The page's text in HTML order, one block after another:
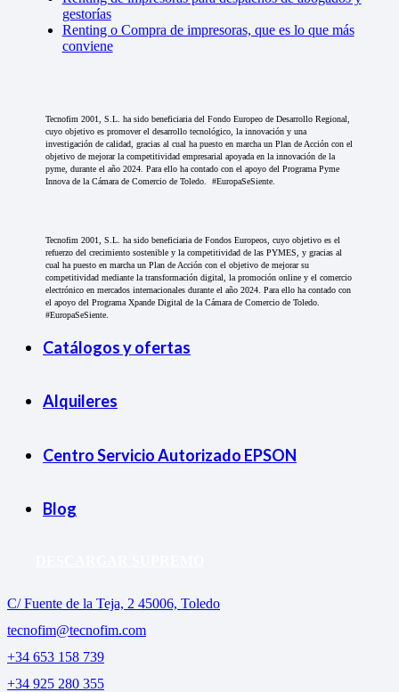
gestorías
Renting o Compra de impresoras, que es lo que más
conviene
Tecnofim 2001, S.L. ha sido beneficiaria del Fondo Europeo de Desarrollo Regional,
cuyo objetivo es promover el desarrollo tecnológico, la innovación y una
investigación de calidad, gracias al cual ha puesto en marcha un Plan de Acción con el
objetivo de mejorar la competitividad empresarial apoyada en la innovación de la
pyme, durante el año 2024. Para ello ha contado con el apoyo del Programa Pyme
Innova de la Cámara de Comercio de Toledo. #EuropaSeSiente.
Tecnofim 2001, S.L. ha sido beneficiaria de Fondos Europeos, cuyo objetivo es el
refuerzo del crecimiento sostenible y la competitividad de las PYMES, y gracias al
cual ha puesto en marcha un Plan de Acción con el objetivo de mejorar su
competitividad mediante la transformación digital, la promoción online y el comercio
electrónico en mercados internacionales durante el año 2024. Para ello ha contado con
el apoyo del Programa Xpande Digital de la Cámara de Comercio de Toledo.
#EuropaSeSiente.
Catálogos y ofertas
Alquileres
Centro Servicio Autorizado EPSON
Blog
C/ Fuente de la Teja, 2 45006, Toledo
tecnofim@tecnofim.com
+34 653 158 739
+34 925 280 355